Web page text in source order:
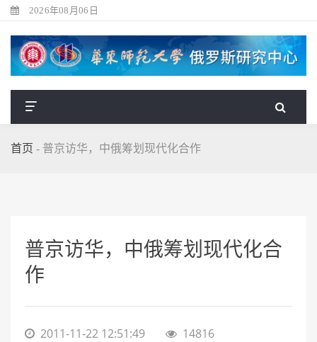
2026年08月06日
首页 - 普京访华，中俄筹划现代化合作
普京访华，中俄筹划现代化合
作
2011-11-22 12:51:49 14816